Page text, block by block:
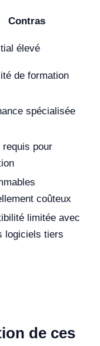
Contras
élevé
de formation
spécialisée
requis pour
coûteux
limitée avec
logiciels tiers
de ces